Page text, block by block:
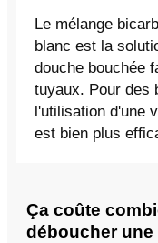
Le mélange
blanc est la
douche bouchée
tuyaux. Pour des
l'utilisation d'une
est bien plus
Ça coûte
déboucher une